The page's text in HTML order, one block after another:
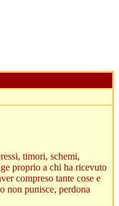
timori, schemi,
proprio a chi ha ricevuto
compreso tante cose e
non punisce, perdona